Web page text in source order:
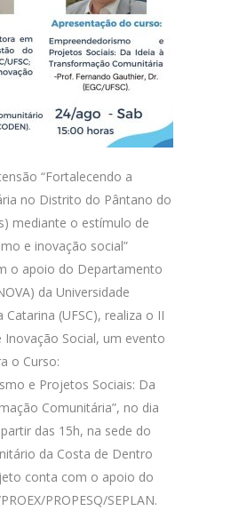
“Fortalecendo a
no Distrito do Pântano do
mediante o estímulo de
e inovação social”
o apoio do Departamento
da Universidade
Catarina (UFSC), realiza o II
Social, um evento
o Curso:
e Projetos Sociais: Da
Comunitária”, no dia
das 15h, na sede do
da Costa de Dentro
conta com o apoio do
PROPESQ/SEPLAN.